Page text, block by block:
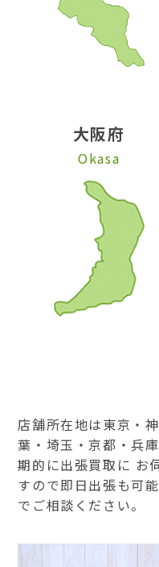
大阪府
Okasa
店舗所在地は東京・
葉・埼玉・京都・兵
期的に出張買取に お
すので即日出張も可
でご相談ください。